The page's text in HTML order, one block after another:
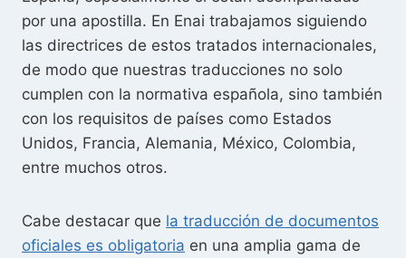
por una apostilla. En Enai trabajamos siguiendo
las directrices de estos tratados internacionales,
de modo que nuestras traducciones no solo
cumplen con la normativa española, sino también
con los requisitos de países como Estados
Unidos, Francia, Alemania, México, Colombia,
entre muchos otros.
Cabe destacar que la traducción de documentos
oficiales es obligatoria en una amplia gama de